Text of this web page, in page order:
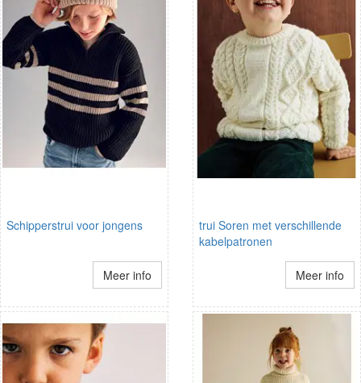
Schipperstrui voor jongens
Meer info
trui Soren met verschillende
kabelpatronen
Meer info